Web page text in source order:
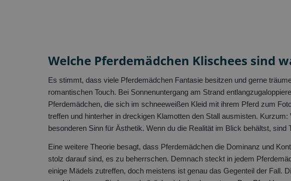
Welche Pferdemädchen Klischees sind
Es stimmt, dass viele Pferdemädchen Fantasie besitzen und gerne
romantischen Touch. Bei Sonnenuntergang am Strand
Pferdemädchen, die sich im schneeweißen Kleid mit ihrem Pferd zum
treffen und hinterher in dreckigen Klamotten den Stall ausmisten.
besonderen Sinn für Ästhetik. Wenn du die Realität im Blick behältst, sind
Eine weitere Theorie besagt, dass Pferdemädchen die Dominanz und
stolz darauf sind, es zu beherrschen. Demnach steckt in jedem
einige Mädels zutreffen, doch meistens ist genau das Gegenteil der Fall.